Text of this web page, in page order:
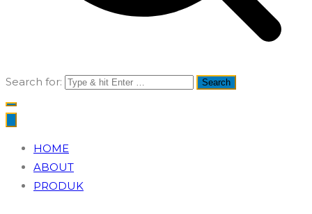
Search for:
HOME
ABOUT
PRODUK